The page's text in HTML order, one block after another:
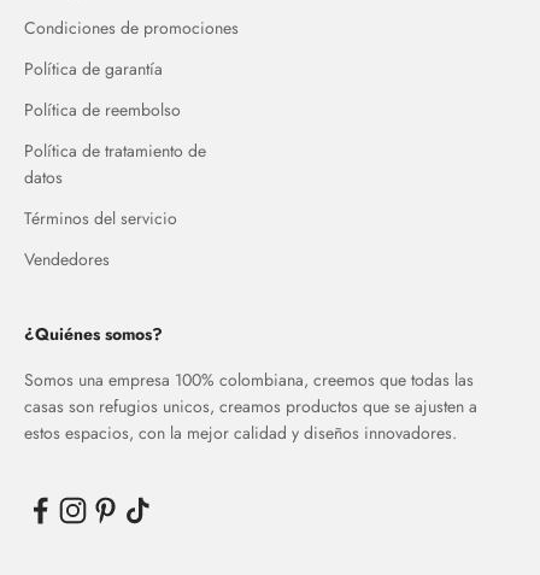
Condiciones de promociones
Política de garantía
Política de reembolso
Política de tratamiento de
datos
Términos del servicio
Vendedores
¿Quiénes somos?
Somos una empresa 100% colombiana, creemos que todas las
casas son refugios unicos, creamos productos que se ajusten a
estos espacios, con la mejor calidad y diseños innovadores.